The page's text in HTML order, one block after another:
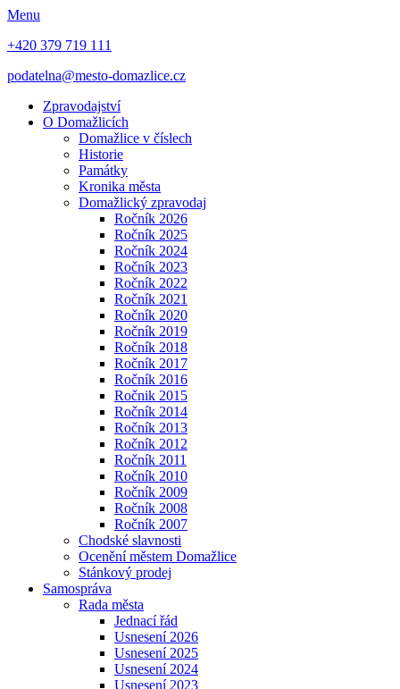
Menu
+420 379 719 111
podatelna@mesto-domazlice.cz
Zpravodajství
O Domažlicích
Domažlice v číslech
Historie
Památky
Kronika města
Domažlický zpravodaj
Ročník 2026
Ročník 2025
Ročník 2024
Ročník 2023
Ročník 2022
Ročník 2021
Ročník 2020
Ročník 2019
Ročník 2018
Ročník 2017
Ročník 2016
Ročnik 2015
Ročník 2014
Ročník 2013
Ročník 2012
Ročník 2011
Ročník 2010
Ročník 2009
Ročník 2008
Ročník 2007
Chodské slavnosti
Ocenění městem Domažlice
Stánkový prodej
Samospráva
Rada města
Jednací řád
Usnesení 2026
Usnesení 2025
Usnesení 2024
Usnesení 2023